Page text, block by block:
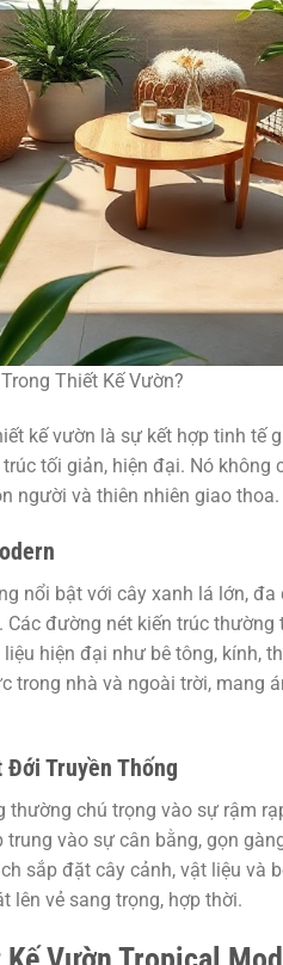
Thiết Kế Vườn?
kế vườn là sự kết hợp tinh tế
tối giản, hiện đại. Nó không
người và thiên nhiên giao thoa.
nổi bật với cây xanh lá lớn,
đường nét kiến trúc thường
hiện đại như bê tông, kính,
trong nhà và ngoài trời, mang
Truyền Thống
thường chú trọng vào sự rậm
vào sự cân bằng, gọn
sắp đặt cây cảnh, vật liệu và
lên vẻ sang trọng, hợp thời.